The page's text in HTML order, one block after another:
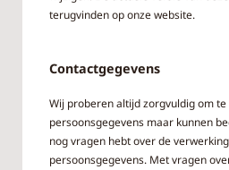
terugvinden op onze website.
Contactgegevens
Wij proberen altijd zorgvuldig om
persoonsgegevens maar kunnen
nog vragen hebt over de
persoonsgegevens. Met vragen